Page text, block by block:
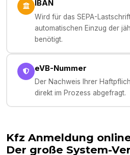
IBAN
Wird für das SEPA-
automatischen Einzug der
benötigt.
eVB-Nummer
Der Nachweis Ihrer
direkt im Prozess abgefragt.
Kfz Anmeldung
Der große System-